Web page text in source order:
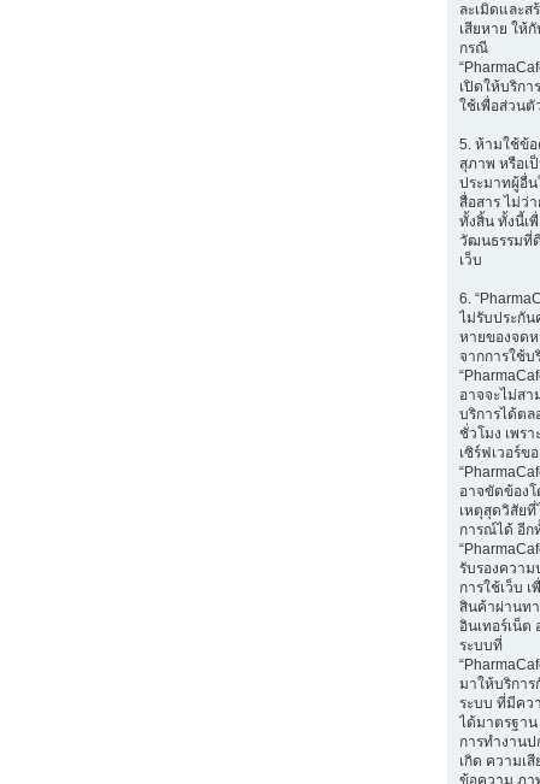
ละเมิดและส
เสียหาย ให้
กรณี
เปิดให้บริกา
ใช้เพื่อส่วนตั
5. ห้ามใช้ข้
สุภาพ หรือเ
ประมาทผู้อื่น
สื่อสาร ไม่ว่
ทั้งสิ้น ทั้งนี้เ
วัฒนธรรมที่
เว็บ
6.
ไม่รับประกัน
หายของจด
จากการใช้บ
อาจจะไม่สา
บริการได้ตล
ชั่วโมง เพรา
เซิร์ฟเวอร์ข
อาจขัดข้องโ
เหตุสุดวิสัย
การณ์ได้ อีก
รับรองควา
การใช้เว็บ เ
สินค้าผ่านท
อินเทอร์เน็ต
ระบบที่
มาให้บริกา
ระบบ ที่มีคว
ได้มาตรฐา
การทำงานป
เกิด ความเ
ข้อความ ภา